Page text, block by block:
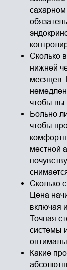
Сколько
нижней
месяцев.
чтобы вы
Больно
чтобы
местной
Сколько
Цена
включая
Точная
системы
Какие